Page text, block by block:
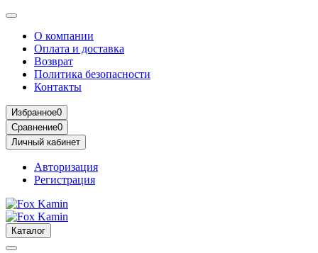
О компании
Оплата и доставка
Возврат
Политика безопасности
Контакты
Избранное0
Сравнение0
Личный кабинет
Авторизация
Регистрация
Каталог